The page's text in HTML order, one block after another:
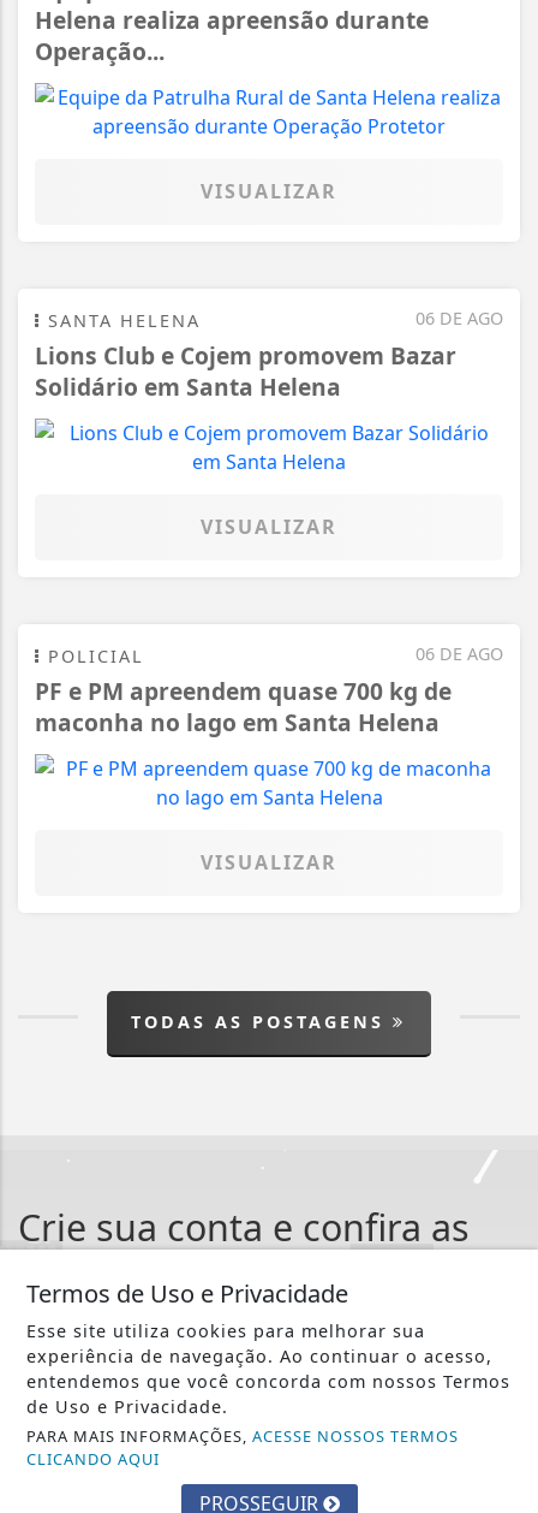
Helena realiza apreensão durante
Operação...
VISUALIZAR
06 DE AGO
SANTA HELENA
Lions Club e Cojem promovem Bazar
Solidário em Santa Helena
VISUALIZAR
06 DE AGO
POLICIAL
PF e PM apreendem quase 700 kg de
maconha no lago em Santa Helena
VISUALIZAR
TODAS AS POSTAGENS
Crie sua conta e confira as
Você pode ler matérias exclusivas, anunciar
classificados e muito mais!
CRIAR MINHA CONTA
Termos de Uso e Privacidade
Esse site utiliza cookies para melhorar sua
experiência de navegação. Ao continuar o acesso,
entendemos que você concorda com nossos Termos
de Uso e Privacidade.
PARA MAIS INFORMAÇÕES,ACESSE NOSSOS TERMOS
CLICANDO AQUI
PROSSEGUIR